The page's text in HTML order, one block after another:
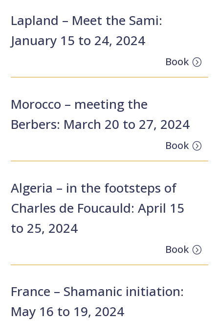
Lapland – Meet the Sami:
January 15 to 24, 2024
Book
Morocco – meeting the
Berbers: March 20 to 27, 2024
Book
Algeria – in the footsteps of
Charles de Foucauld: April 15
to 25, 2024
Book
France – Shamanic initiation:
May 16 to 19, 2024